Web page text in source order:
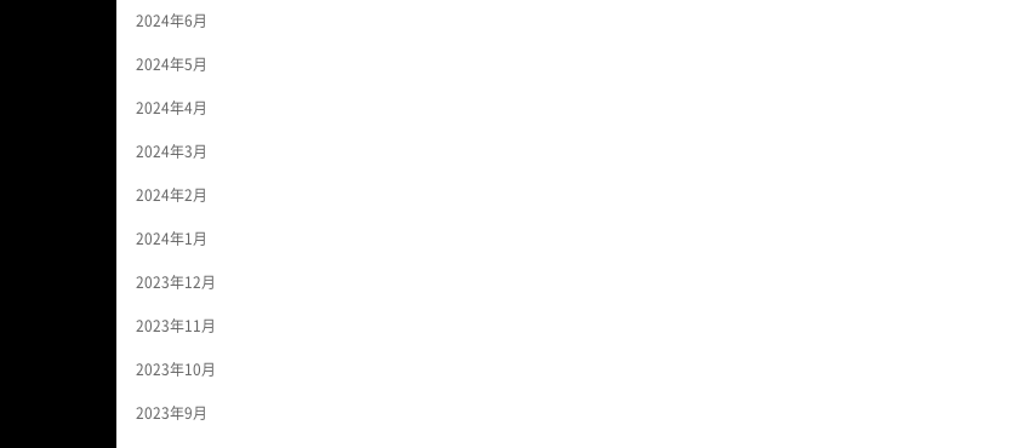
2024年6月
2024年5月
2024年4月
2024年3月
2024年2月
2024年1月
2023年12月
2023年11月
2023年10月
2023年9月